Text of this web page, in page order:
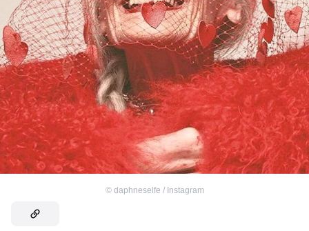
© daphneselfe / Instagram